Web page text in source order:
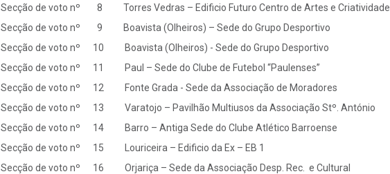
Secção de voto nº 8 Torres Vedras – Edificio Futuro Centro de Artes e Criatividade
Secção de voto nº 9 Boavista (Olheiros) – Sede do Grupo Desportivo
Secção de voto nº 10 Boavista (Olheiros) - Sede do Grupo Desportivo
Secção de voto nº 11 Paul – Sede do Clube de Futebol “Paulenses”
Secção de voto nº 12 Fonte Grada - Sede da Associação de Moradores
Secção de voto nº 13 Varatojo – Pavilhão Multiusos da Associação Stº. António
Secção de voto nº 14 Barro – Antiga Sede do Clube Atlético Barroense
Secção de voto nº 15 Louriceira – Edificio da Ex – EB 1
Secção de voto nº 16 Orjariça – Sede da Associação Desp. Rec. e Cultural